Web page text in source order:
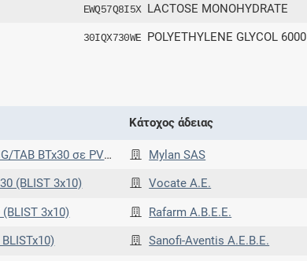
EWQ57Q8I5X LACTOSE MONOHYDRATE
30IQX730WE POLYETHYLENE GLYCOL 6000
Κάτοχος άδειας
PVC/Aluminium foil blister Mylan SAS
(BLIST 3x10) Vocate Α.Ε.
(BLIST 3x10) Rafarm Α.Β.Ε.Ε.
Sanofi-Aventis Α.Ε.Β.Ε.